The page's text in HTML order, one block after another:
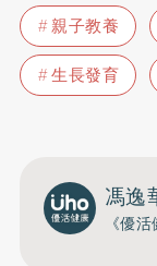
親子教養
生長發育
馮逸
《優